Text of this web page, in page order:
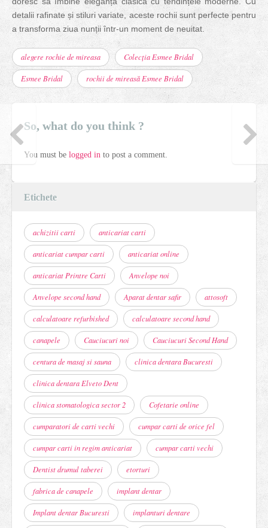
detalii rafinate și stiluri variate, aceste rochii sunt perfecte pentru
a transforma ziua nunții într-un moment de neuitat.
alegere rochie de mireasa Colecția Esmee Bridal
Esmee Bridal rochii de mireasă Esmee Bridal
So, what do you think ?
You must be logged in to post a comment.
Etichete
achizitii carti anticariat carti
anticariat cumpar carti anticariat online
anticariat Printre Carti Anvelope noi
Anvelope second hand Aparat dentar safir attosoft
calculatoare refurbished calculatoare second hand
canapele Cauciucuri noi Cauciucuri Second Hand
centura de masaj si sauna clinica dentara Bucuresti
clinica dentara Elveto Dent
clinica stomatologica sector 2 Cofetarie online
cumparatori de carti vechi cumpar carti de orice fel
cumpar carti in regim anticariat cumpar carti vechi
Dentist drumul taberei etorturi
fabrica de canapele implant dentar
Implant dentar Bucuresti implanturi dentare